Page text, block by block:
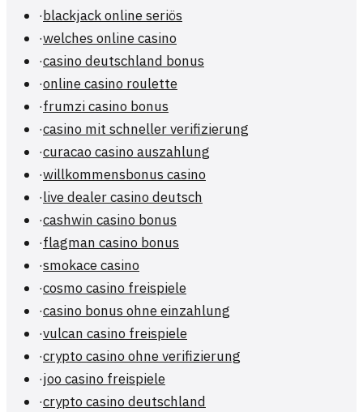
·blackjack online seriös
·welches online casino
·casino deutschland bonus
·online casino roulette
·frumzi casino bonus
·casino mit schneller verifizierung
·curacao casino auszahlung
·willkommensbonus casino
·live dealer casino deutsch
·cashwin casino bonus
·flagman casino bonus
·smokace casino
·cosmo casino freispiele
·casino bonus ohne einzahlung
·vulcan casino freispiele
·crypto casino ohne verifizierung
·joo casino freispiele
·crypto casino deutschland